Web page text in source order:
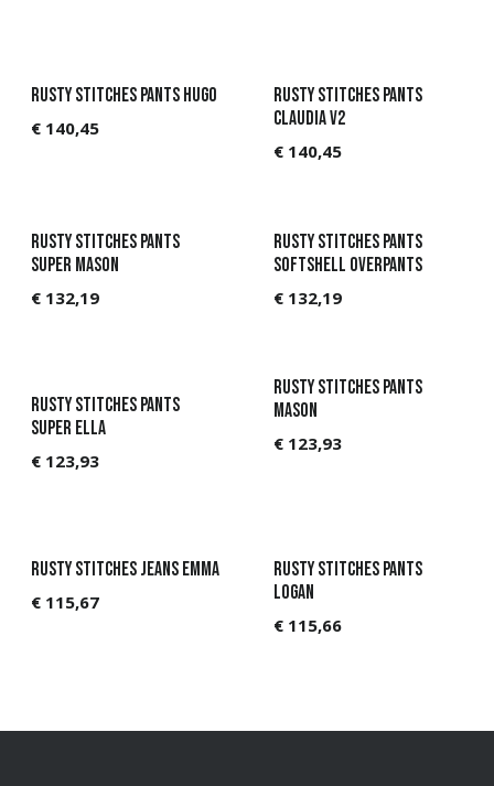
Rusty Stitches Pants Hugo
€ 140,45
Rusty Stitches Pants
Claudia V2
€ 140,45
Rusty Stitches Pants
Super Mason
€ 132,19
Rusty Stitches Pants
Softshell Overpants
€ 132,19
Rusty Stitches Pants
Super Ella
€ 123,93
Rusty Stitches Pants
Mason
€ 123,93
Rusty Stitches Jeans Emma
€ 115,67
Rusty Stitches Pants
Logan
€ 115,66